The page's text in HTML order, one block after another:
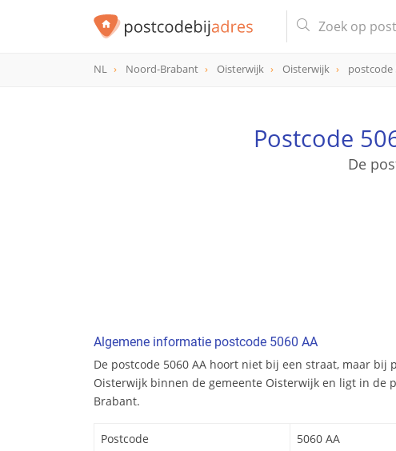
5060 AA
NL Noord-Brabant Oisterwijk Oisterwijk postcode
Postcode
De
Algemene informatie postcode 5060 AA
De postcode 5060 AA hoort niet bij een straat, maar bij
Oisterwijk binnen de gemeente Oisterwijk en ligt in de
Brabant.
Postcode
5060 AA